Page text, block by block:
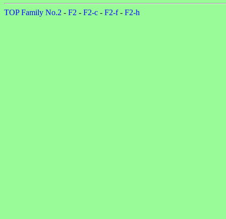
TOP Family No.2 - F2 - F2-c - F2-f- F2-h